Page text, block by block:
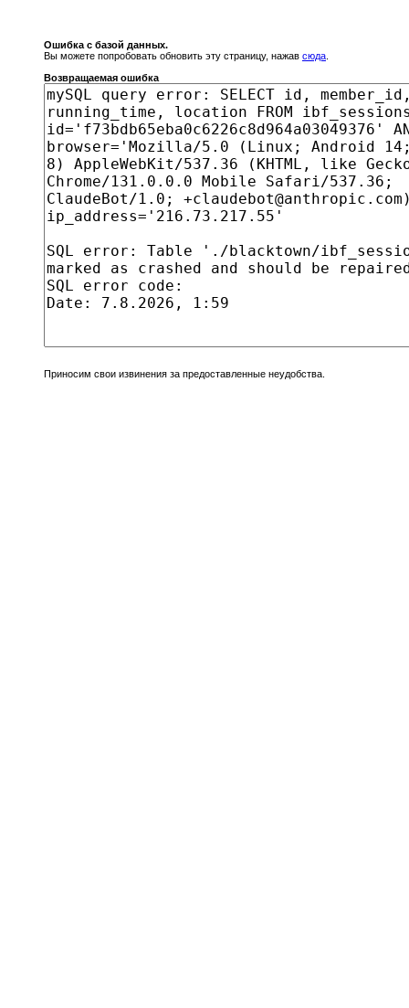
Ошибка с базой данных.
Вы можете попробовать обновить эту страницу, нажав сюда
Возвращаемая ошибка
Приносим свои извинения за предоставленные неудобства.